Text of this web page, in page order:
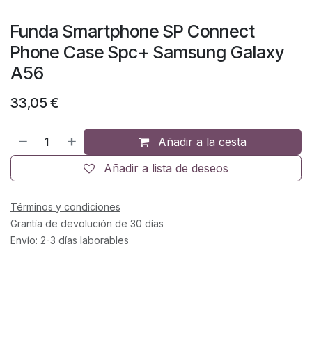
Funda Smartphone SP Connect
Phone Case Spc+ Samsung Galaxy
A56
33,05 €
Añadir a la cesta
Añadir a lista de deseos
Términos y condiciones
Grantía de devolución de 30 días
Envío: 2-3 días laborables